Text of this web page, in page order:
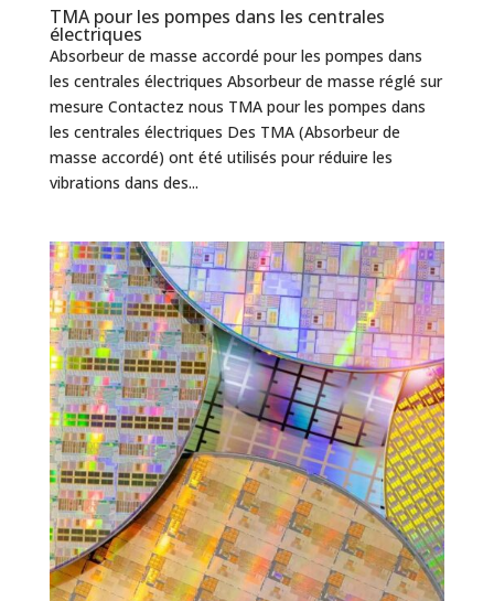
TMA pour les pompes dans les centrales
électriques
Absorbeur de masse accordé pour les pompes dans
les centrales électriques Absorbeur de masse réglé sur
mesure Contactez nous TMA pour les pompes dans
les centrales électriques Des TMA (Absorbeur de
masse accordé) ont été utilisés pour réduire les
vibrations dans des...